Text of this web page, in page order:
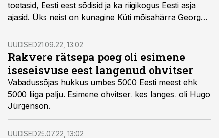
toetasid, Eesti eest sõdisid ja ka riigikogus Eesti asja
ajasid. Üks neist on kunagine Küti mõisahärra Georg
von Stackelberg.
UUDISED21.09.22, 13:02
Rakvere rätsepa poeg oli esimene
iseseisvuse eest langenud ohvitser
Vabadussõjas hukkus umbes 5000 Eesti meest ehk
5000 liiga palju. Esimene ohvitser, kes langes, oli Hugo
Jürgenson.
UUDISED25.07.22, 13:02